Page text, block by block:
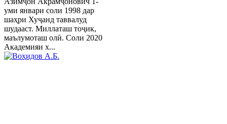
уми январи соли 1998 дар
шаҳри Хуҷанд таввалуд
шудааст. Миллаташ тоҷик,
маълумоташ олӣ. Соли 2020
Академияи х...